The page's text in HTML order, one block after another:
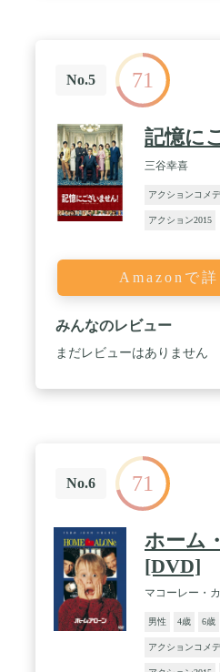
No.5 71
記憶に
三谷幸喜
アクションコメ
アクション2015
Amazonで詳
みんなのレビュー
まだレビューはありません
No.6 71
ホーム
[DVD]
マコーレー・
男性 4歳 6歳
アクションコメ